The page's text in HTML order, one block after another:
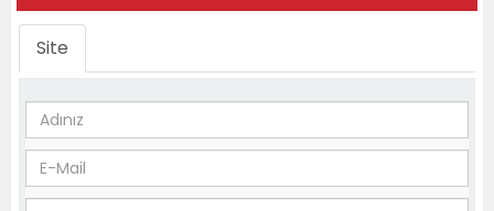
Site